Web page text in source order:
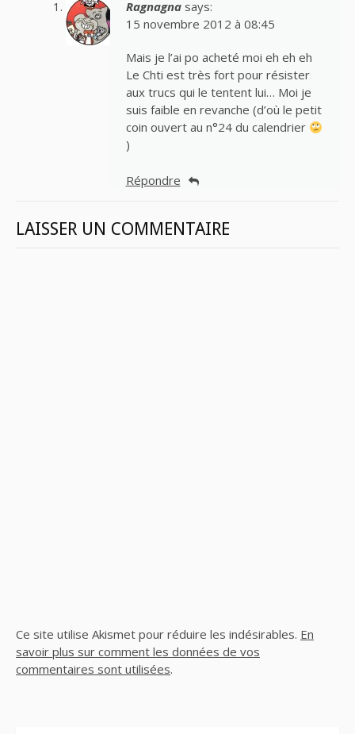
Ragnagna says:
15 novembre 2012 à 08:45
Mais je l’ai po acheté moi eh eh eh
Le Chti est très fort pour résister
aux trucs qui le tentent lui… Moi je
suis faible en revanche (d’où le petit
coin ouvert au n°24 du calendrier
)
Répondre
LAISSER UN COMMENTAIRE
Ce site utilise Akismet pour réduire les indésirables. En
savoir plus sur comment les données de vos
commentaires sont utilisées.